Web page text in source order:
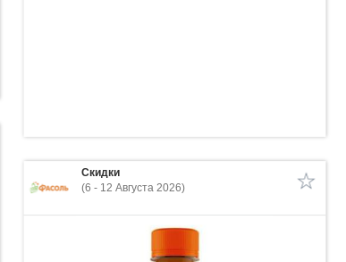
Скидки
(6 - 12 Августа 2026)